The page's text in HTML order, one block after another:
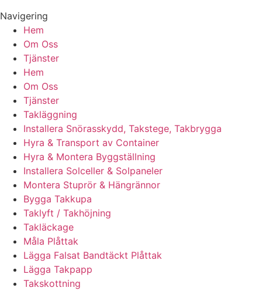
Navigering
Hem
Om Oss
Tjänster
Hem
Om Oss
Tjänster
Takläggning
Installera Snörasskydd, Takstege, Takbrygga
Hyra & Transport av Container
Hyra & Montera Byggställning
Installera Solceller & Solpaneler
Montera Stuprör & Hängrännor
Bygga Takkupa
Taklyft / Takhöjning
Takläckage
Måla Plåttak
Lägga Falsat Bandtäckt Plåttak
Lägga Takpapp
Takskottning